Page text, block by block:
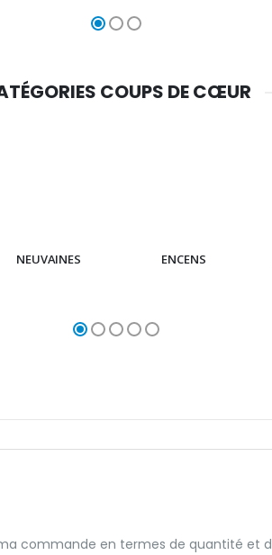
COUPS DE CŒUR
NEUVAINES ENCENS
commande en termes de quantité et